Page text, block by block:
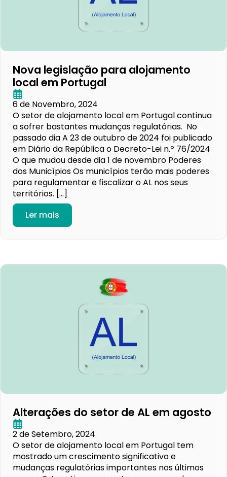
Nova legislação para alojamento
local em Portugal
6 de Novembro, 2024
O setor de alojamento local em Portugal continua
a sofrer bastantes mudanças regulatórias. No
passado dia A 23 de outubro de 2024 foi publicado
em Diário da República o Decreto-Lei n.º 76/2024
O que mudou desde dia 1 de novembro Poderes
dos Municípios Os municípios terão mais poderes
para regulamentar e fiscalizar o AL nos seus
territórios. […]
Ler mais
Alterações do setor de AL em agosto
2 de Setembro, 2024
O setor de alojamento local em Portugal tem
mostrado um crescimento significativo e
mudanças regulatórias importantes nos últimos